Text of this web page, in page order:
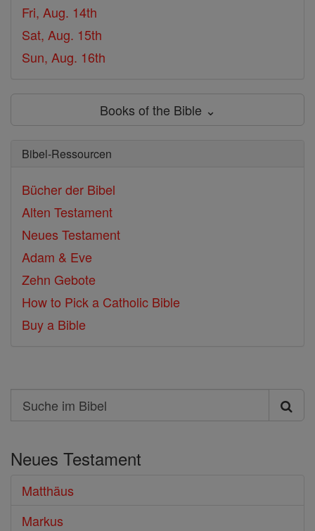
Fri, Aug. 14th
Sat, Aug. 15th
Sun, Aug. 16th
Books of the Bible ⌄
Bibel-Ressourcen
Bücher der Bibel
Alten Testament
Neues Testament
Adam & Eve
Zehn Gebote
How to Pick a Catholic Bible
Buy a Bible
Search
Suche
Bibel
Neues Testament
Matthäus
Markus